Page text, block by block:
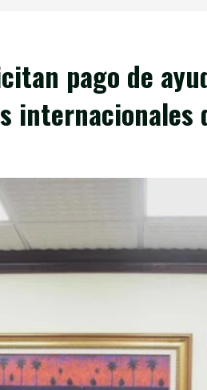
pago de
internacionales